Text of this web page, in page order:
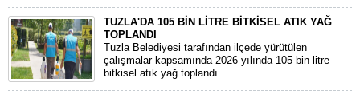
TUZLA'DA 105 BİN LİTRE BİTKİSEL ATIK YAĞ
TOPLANDI
Tuzla Belediyesi tarafından ilçede yürütülen
çalışmalar kapsamında 2026 yılında 105 bin litre
bitkisel atık yağ toplandı.